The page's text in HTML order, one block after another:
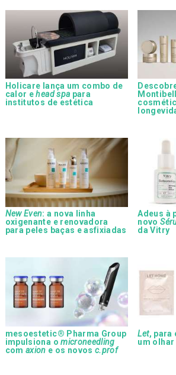
Holicare lança um combo de
calor ehead spa para
institutos de estética
New Even: a nova linha
oxigenante e renovadora
para peles baças e asfixiadas
Adeus à
novo
da Vitry
mesoestetic® Pharma Group
impulsiona omicroneedling
comaxion e os novosc.prof
Let, para
um olhar